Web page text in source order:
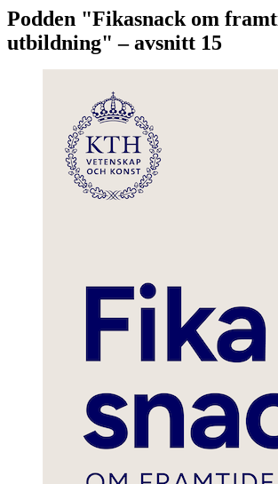
Podden "Fikasnack om
utbildning" – avsnitt 15